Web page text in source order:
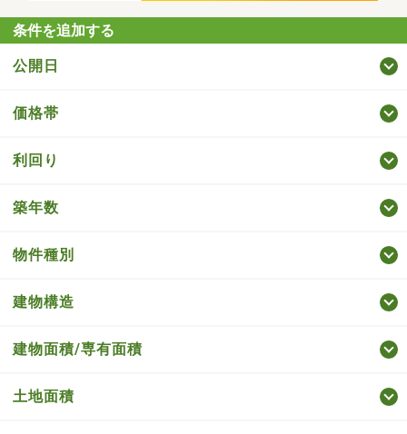
条件を追加する
公開日
価格帯
利回り
築年数
物件種別
建物構造
建物面積/専有面積
土地面積